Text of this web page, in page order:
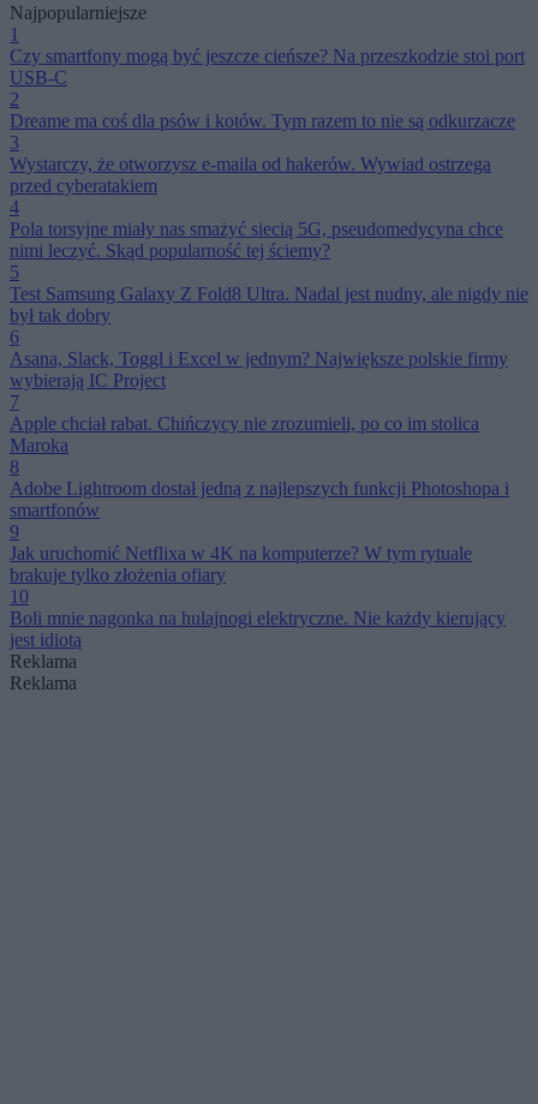
Najpopularniejsze
1
Czy smartfony mogą być jeszcze cieńsze? Na przeszkodzie stoi port
USB-C
2
Dreame ma coś dla psów i kotów. Tym razem to nie są odkurzacze
3
Wystarczy, że otworzysz e-maila od hakerów. Wywiad ostrzega
przed cyberatakiem
4
Pola torsyjne miały nas smażyć siecią 5G, pseudomedycyna chce
nimi leczyć. Skąd popularność tej ściemy?
5
Test Samsung Galaxy Z Fold8 Ultra. Nadal jest nudny, ale nigdy nie
był tak dobry
6
Asana, Slack, Toggl i Excel w jednym? Największe polskie firmy
wybierają IC Project
7
Apple chciał rabat. Chińczycy nie zrozumieli, po co im stolica
Maroka
8
Adobe Lightroom dostał jedną z najlepszych funkcji Photoshopa i
smartfonów
9
Jak uruchomić Netflixa w 4K na komputerze? W tym rytuale
brakuje tylko złożenia ofiary
10
Boli mnie nagonka na hulajnogi elektryczne. Nie każdy kierujący
jest idiotą
Reklama
Reklama